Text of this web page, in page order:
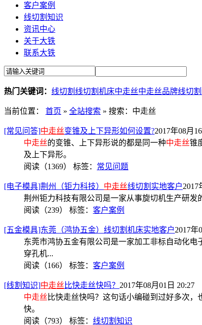
客户案例
线切割知识
资讯中心
关于大铁
联系大铁
热门关键词： 线切割 线切割机床中走丝中走丝品牌线切
当前位置： 首页 » 全站搜索 » 搜索：中走丝
[常见问答]中走丝变锥及上下异形如何设置?2017年08月
中走丝的变锥、上下异形说的都是同一种中走丝锥
及上下异形。
阅读（1369） 标签： 常见问题
[电子模具]荆州（钜力科技） 中走丝线切割实地客户2017
荆州钜力科技有限公司是一家从事旋切机生产研发
阅读（239） 标签： 客户案例
[五金模具]东莞（鸿协五金）线切割机床实地客户2017年
东莞市鸿协五金有限公司是一家加工非标自动化电
穿孔机...
阅读（166） 标签： 客户案例
[线割知识]中走丝 比快走丝快吗？ 2017年08月01日 20:27
中走丝 比快走丝快吗？这句话小编碰到过好多次
快。
阅读（793） 标签： 线切割知识